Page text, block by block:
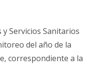
Servicios Sanitarios
del año de la
correspondiente a la